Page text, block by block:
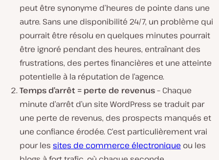
peut être synonyme d’heures de pointe dans une
autre. Sans une disponibilité 24/7, un problème qui
pourrait être résolu en quelques minutes pourrait
être ignoré pendant des heures, entraînant des
frustrations, des pertes financières et une atteinte
potentielle à la réputation de l’agence.
Temps d’arrêt = perte de revenus– Chaque
minute d’arrêt d’un site WordPress se traduit par
une perte de revenus, des prospects manqués et
une confiance érodée. C’est particulièrement vrai
pour les sites de commerce électronique ou les